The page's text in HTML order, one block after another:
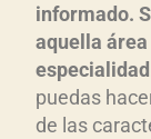
informado.
aquella
especialidad
puedas
de las